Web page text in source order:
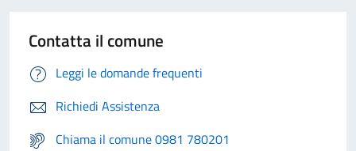
Contatta il comune
Leggi le domande frequenti
Richiedi Assistenza
Chiama il comune 0981 780201